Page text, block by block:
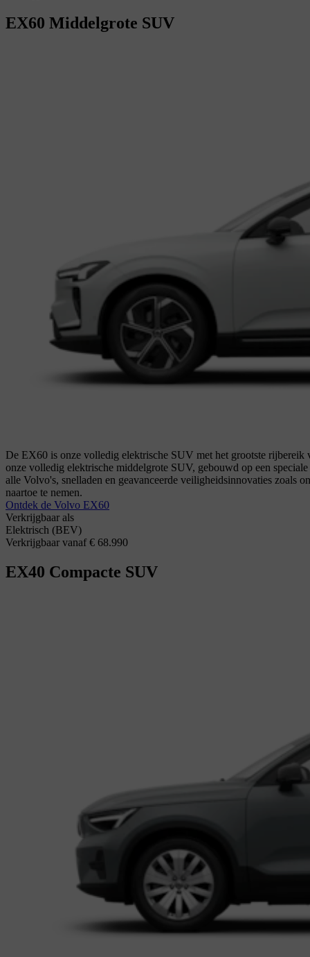
EX60 Middelgrote SUV
De EX60 is onze volledig elektrische SUV met het grootste
onze volledig elektrische middelgrote SUV, gebouwd op een
alle Volvo's, snelladen en geavanceerde veiligheidsinnovaties zoals
naartoe te nemen.
Ontdek de Volvo EX60
Verkrijgbaar als
Elektrisch (BEV)
Verkrijgbaar vanaf € 68.990
EX40 Compacte SUV